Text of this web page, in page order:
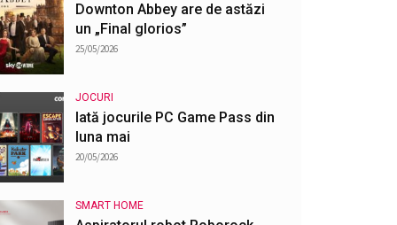
Downton Abbey are de astăzi
un „Final glorios”
25/05/2026
JOCURI
Iată jocurile PC Game Pass din
luna mai
20/05/2026
SMART HOME